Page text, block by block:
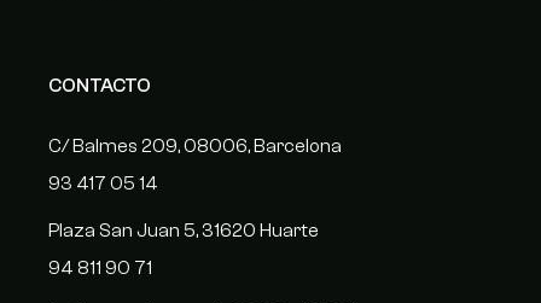
CONTACTO
C/ Balmes 209, 08006, Barcelona
93 417 05 14
Plaza San Juan 5, 31620 Huarte
94 811 90 71